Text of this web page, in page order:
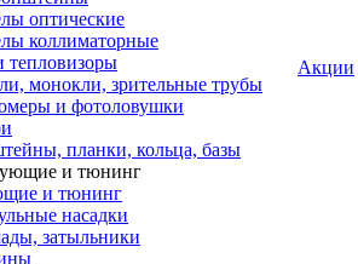
оптические
коллиматорные
монокли, зрительные трубы
и фотоловушки
планки, кольца, базы
и тюнинг
насадки
затыльники
Акции